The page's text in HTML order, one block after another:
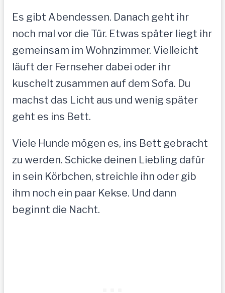
Es gibt Abendessen. Danach geht ihr
noch mal vor die Tür. Etwas später liegt ihr
gemeinsam im Wohnzimmer. Vielleicht
läuft der Fernseher dabei oder ihr
kuschelt zusammen auf dem Sofa. Du
machst das Licht aus und wenig später
geht es ins Bett.
Viele Hunde mögen es, ins Bett gebracht
zu werden. Schicke deinen Liebling dafür
in sein Körbchen, streichle ihn oder gib
ihm noch ein paar Kekse. Und dann
beginnt die Nacht.